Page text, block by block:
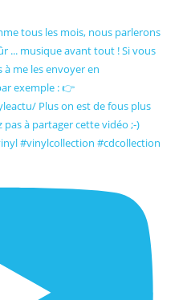
#vinylcollection #cdcollection